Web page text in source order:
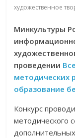
художественное
Минкультуры
проведении
методических
образование
Конкурс
методического